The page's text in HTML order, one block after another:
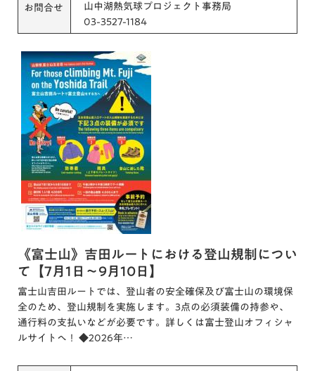
お問合せ
山中湖熱気球プロジェクト事務局
03-3527-1184
《富士山》吉田ルートにおける登山規制につい
て【7月1日～9月10日】
富士山吉田ルートでは、登山者の安全確保及び富士山の環境保
全のため、登山規制を実施します。3点の必須装備の持参や、
通行料の支払いなどが必要です。詳しくは富士登山オフィシャ
ルサイトへ！ ◆2026年…